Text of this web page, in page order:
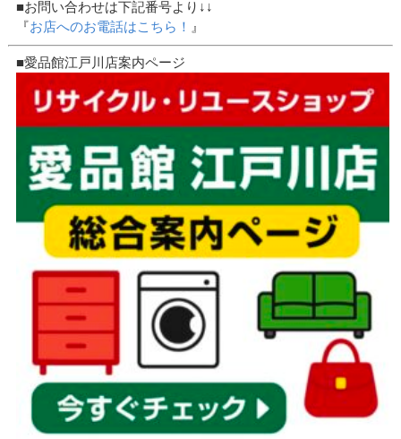
■お問い合わせは下記番号より↓↓
『お店へのお電話はこちら！ 』
■愛品館江戸川店案内ページ